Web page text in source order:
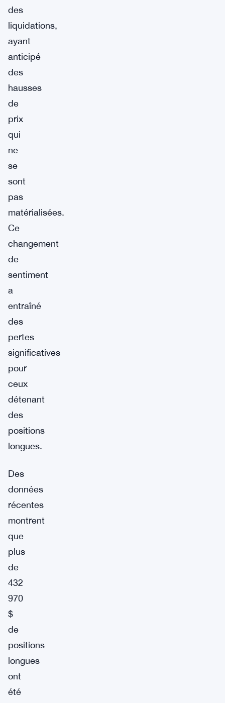
des
liquidations,
ayant
anticipé
des
hausses
de
prix
qui
ne
se
sont
pas
matérialisées.
Ce
changement
de
sentiment
a
entraîné
des
pertes
significatives
pour
ceux
détenant
des
positions
longues.
Des
données
récentes
montrent
que
plus
de
432
970
$
de
positions
longues
ont
été